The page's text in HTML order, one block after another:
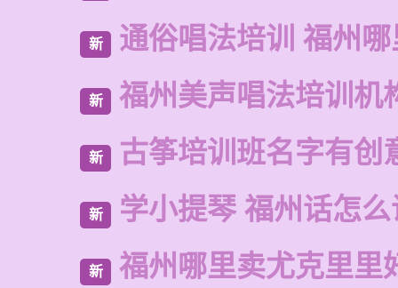
新 通俗唱法培训 福州
新 福州美声唱法培训机
新 古筝培训班名字有创
新 学小提琴 福州话怎
新 福州哪里卖尤克里里